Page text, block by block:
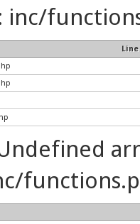
inc/
Line